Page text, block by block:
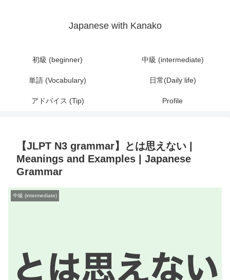
Japanese with Kanako
初級 (beginner) 中級 (intermediate)
単語 (Vocabulary) 日常(Daily life)
アドバイス (Tip) Profile
【JLPT N3 grammar】とは思えない |
Meanings and Examples | Japanese
Grammar
中級 (intermediate)